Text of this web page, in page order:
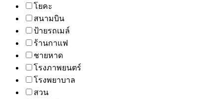
โยคะ
สนามบิน
ป้ายรถเมล์
ร้านกาแฟ
ชายหาด
โรงภาพยนตร์
โรงพยาบาล
สวน